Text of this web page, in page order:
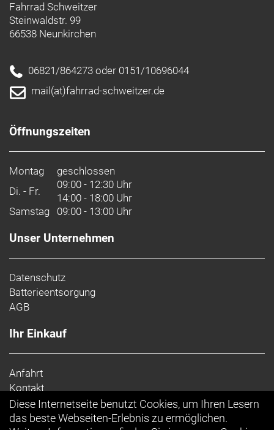
Fahrrad Schweitzer
Steinwaldstr. 99
66538 Neunkirchen
06821/864273 oder 0151/10696044
mail(at)fahrrad-schweitzer.de
Öffnungszeiten
Montag
geschlossen
Di. - Fr.
09:00 - 12:30 Uhr
14:00 - 18:00 Uhr
Samstag 09:00 - 13:00 Uhr
Unser Unternehmen
Datenschutz
Batterieentsorgung
AGB
Ihr Einkauf
Anfahrt
Kontakt
Impressum
Top Artikel
Diese Internetseite benutzt Cookies, um Ihren Lesern
das beste Webseiten-Erlebnis zu ermöglichen.